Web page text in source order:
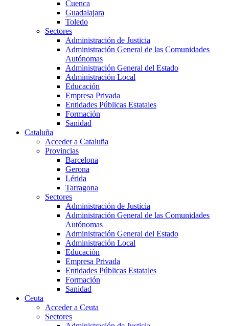
Cuenca
Guadalajara
Toledo
Sectores
Administración de Justicia
Administración General de las Comunidades
Autónomas
Administración General del Estado
Administración Local
Educación
Empresa Privada
Entidades Públicas Estatales
Formación
Sanidad
Cataluña
Acceder a Cataluña
Provincias
Barcelona
Gerona
Lérida
Tarragona
Sectores
Administración de Justicia
Administración General de las Comunidades
Autónomas
Administración General del Estado
Administración Local
Educación
Empresa Privada
Entidades Públicas Estatales
Formación
Sanidad
Ceuta
Acceder a Ceuta
Sectores